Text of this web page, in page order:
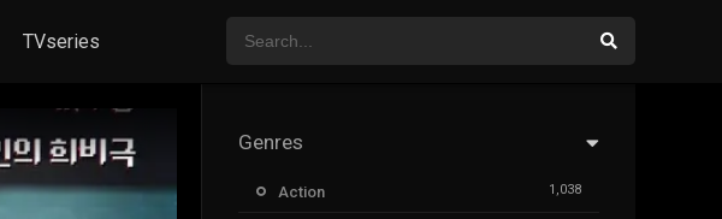
TVseries
Genres
Action 1,038